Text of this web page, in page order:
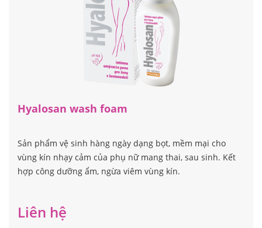
Hyalosan wash foam
Sản phẩm vệ sinh hàng ngày dạng bọt, mềm mại cho
vùng kín nhạy cảm của phụ nữ mang thai, sau sinh. Kết
hợp công dưỡng ẩm, ngừa viêm vùng kín.
Liên hệ